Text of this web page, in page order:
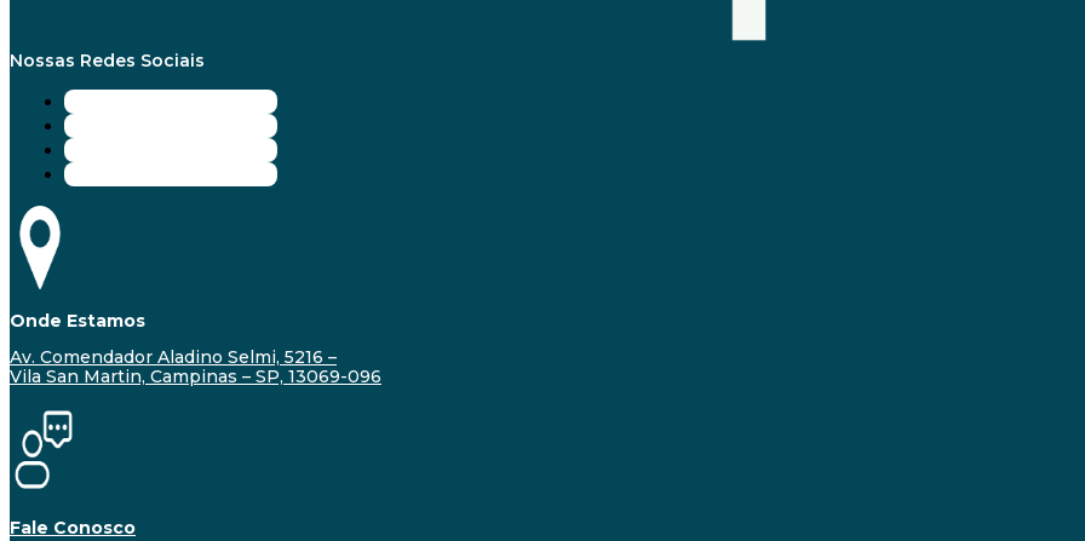
Nossas Redes Sociais
Onde Estamos
Av. Comendador Aladino Selmi, 5216 –
Vila San Martin, Campinas – SP, 13069-096
Fale Conosco